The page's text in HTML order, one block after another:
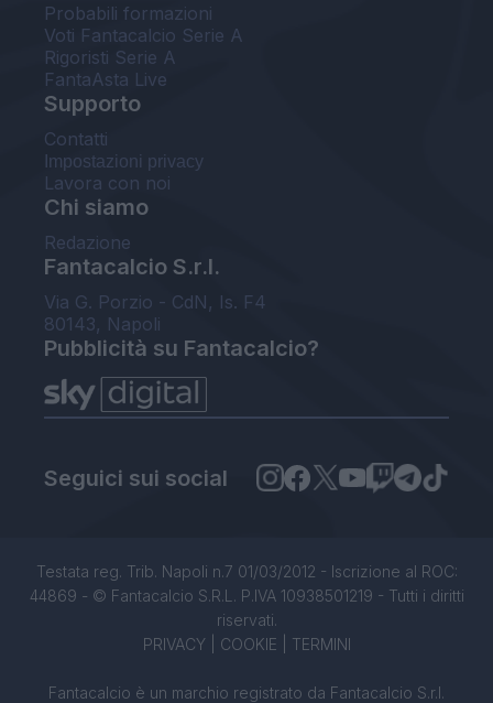
Probabili formazioni
Voti Fantacalcio Serie A
Rigoristi Serie A
FantaAsta Live
Supporto
Contatti
Impostazioni privacy
Lavora con noi
Chi siamo
Redazione
Fantacalcio S.r.l.
Via G. Porzio - CdN, Is. F4
80143, Napoli
Pubblicità su Fantacalcio?
Seguici sui social
Testata reg. Trib. Napoli n.7 01/03/2012 - Iscrizione al ROC:
44869 - © Fantacalcio S.R.L. P.IVA 10938501219 - Tutti i diritti
riservati.
PRIVACY| COOKIE TERMINI
Fantacalcio è un marchio registrato da Fantacalcio S.r.l.